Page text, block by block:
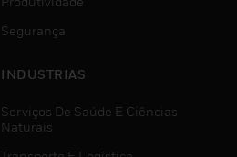
Segurança
INDUSTRIAS
Serviços De Saúde E Ciências
Naturais